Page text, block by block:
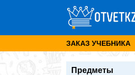
ЗАКАЗ УЧЕБНИКА
Предметы